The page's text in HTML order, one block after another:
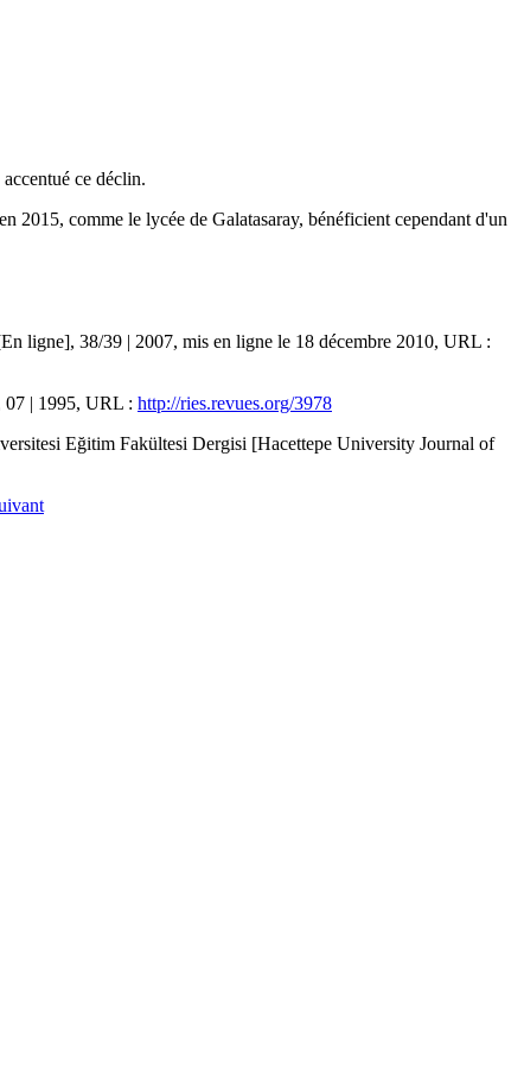
ce déclin.
2015, comme le lycée de Galatasaray, bénéficient cependant d'un
ligne], 38/39 | 2007, mis en ligne le 18 décembre 2010, URL :
07 | 1995, URL : http://ries.revues.org/3978
Eğitim Fakültesi Dergisi [Hacettepe University Journal of